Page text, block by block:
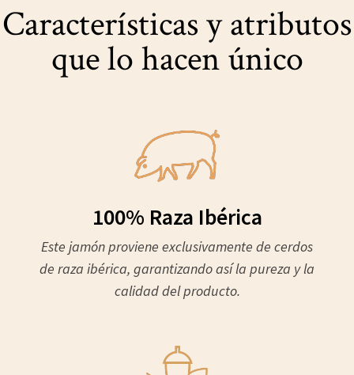
Características y atributos
que lo hacen único
100% Raza Ibérica
Este jamón proviene exclusivamente de cerdos
de raza ibérica, garantizando así la pureza y la
calidad del producto.